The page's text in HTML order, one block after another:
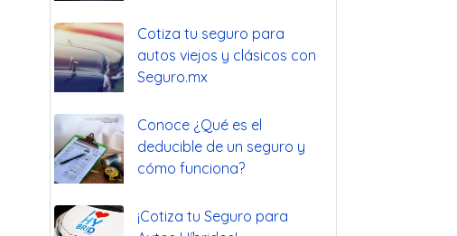
Cotiza tu seguro para
autos viejos y clásicos con
Seguro.mx
Conoce ¿Qué es el
deducible de un seguro y
cómo funciona?
¡Cotiza tu Seguro para